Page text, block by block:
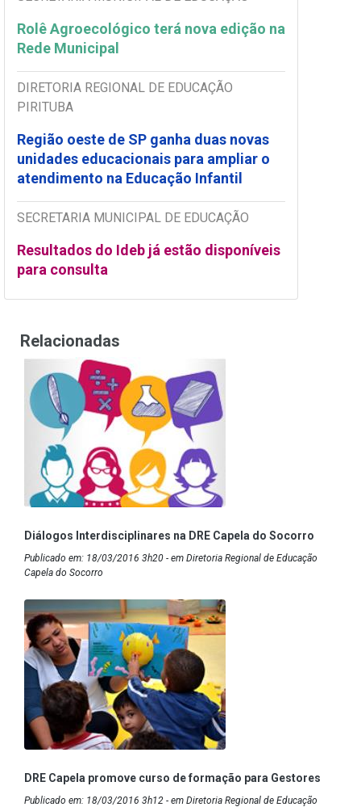
Rolê Agroecológico terá nova edição na
Rede Municipal
DIRETORIA REGIONAL DE EDUCAÇÃO
PIRITUBA
Região oeste de SP ganha duas novas
unidades educacionais para ampliar o
atendimento na Educação Infantil
SECRETARIA MUNICIPAL DE EDUCAÇÃO
Resultados do Ideb já estão disponíveis
para consulta
Relacionadas
Diálogos Interdisciplinares na DRE Capela do Socorro
Publicado em: 18/03/2016 3h20 - em Diretoria Regional de Educação
Capela do Socorro
DRE Capela promove curso de formação para Gestores
Publicado em: 18/03/2016 3h12 - em Diretoria Regional de Educação